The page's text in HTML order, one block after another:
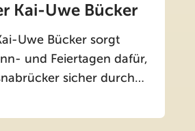
Kai-Uwe Bücker
Uwe Bücker sorgt
und Feiertagen dafür,
sicher durch…